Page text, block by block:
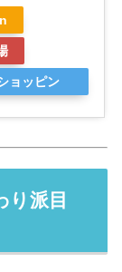
ョッピン
り派目